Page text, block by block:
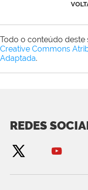
Todo o conteúdo deste
Creative Commons
Adaptada.
REDES